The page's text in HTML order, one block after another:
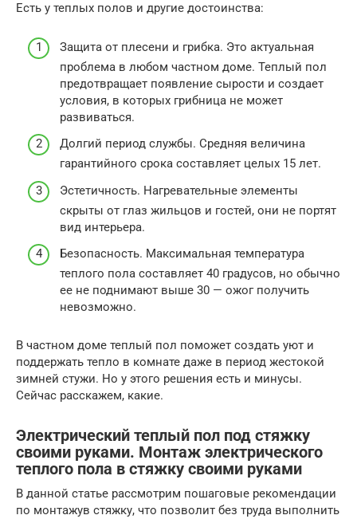
Есть у теплых полов и другие достоинства:
Защита от плесени и грибка. Это актуальная
проблема в любом частном доме. Теплый пол
предотвращает появление сырости и создает
условия, в которых грибница не может
развиваться.
Долгий период службы. Средняя величина
гарантийного срока составляет целых 15 лет.
Эстетичность. Нагревательные элементы
скрыты от глаз жильцов и гостей, они не портят
вид интерьера.
Безопасность. Максимальная температура
теплого пола составляет 40 градусов, но обычно
ее не поднимают выше 30 — ожог получить
невозможно.
В частном доме теплый пол поможет создать уют и
поддержать тепло в комнате даже в период жестокой
зимней стужи. Но у этого решения есть и минусы.
Сейчас расскажем, какие.
Электрический теплый пол под стяжку
своими руками. Монтаж электрического
теплого пола в стяжку своими руками
В данной статье рассмотрим пошаговые рекомендации
по монтажув стяжку, что позволит без труда выполнить